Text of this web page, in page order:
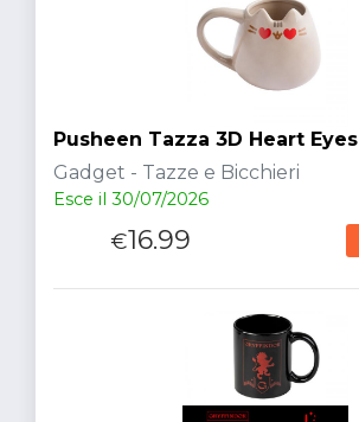
Pusheen Tazza 3D Heart Eyes
Gadget - Tazze e Bicchieri
Esce il 30/07/2026
€16.99